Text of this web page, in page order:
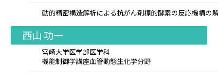
動的精密構造解析による抗がん剤標的酵素の反応機構の
西山 功一
宮崎大学医学部医学科
機能制御学講座血管動態生化学分野